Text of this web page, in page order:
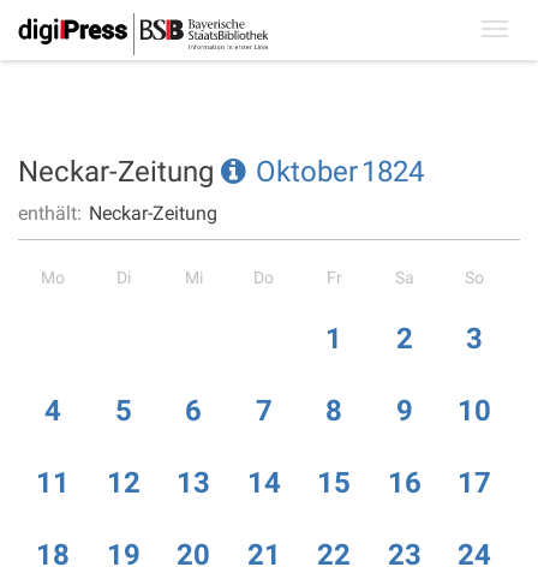
Neckar-Zeitung Oktober1824
enthält: Neckar-Zeitung
Mo Di Mi Do Fr Sa So
1 2 3
4 5 6 7 8 9 10
11 12 13 14 15 16 17
18 19 20 21 22 23 24